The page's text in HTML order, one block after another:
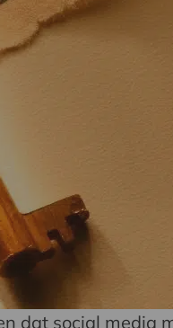
dat social media